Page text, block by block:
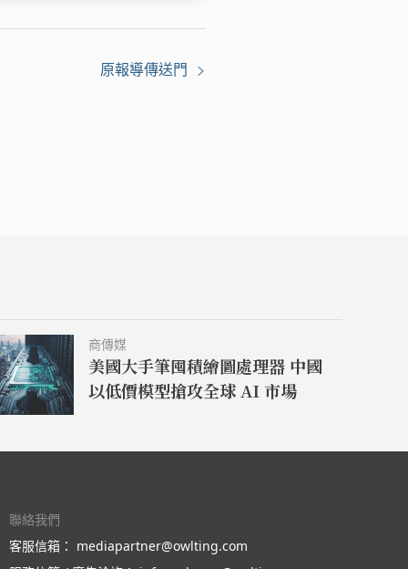
原報導傳送門
商傳媒
美國大手筆囤積繪圖處理器 中國
以低價模型搶攻全球 AI 市場
聯絡我們
客服信箱： mediapartner@owlting.com